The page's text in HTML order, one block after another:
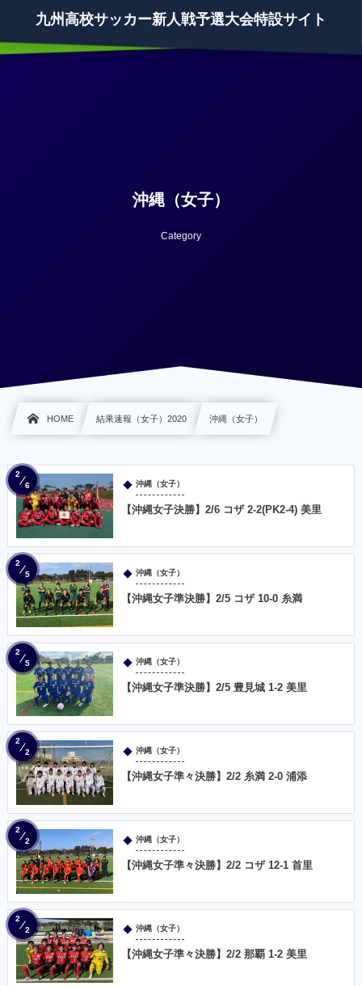
九州高校サッカー新人戦予選大会特設サイト
沖縄（女子）
Category
HOME 結果速報（女子）2020 沖縄（女子）
沖縄（女子）
【沖縄女子決勝】2/6 コザ 2-2(PK2-4) 美里
2
6
沖縄（女子）
【沖縄女子準決勝】2/5 コザ 10-0 糸満
2
5
沖縄（女子）
【沖縄女子準決勝】2/5 豊見城 1-2 美里
2
5
沖縄（女子）
【沖縄女子準々決勝】2/2 糸満 2-0 浦添
2
2
沖縄（女子）
【沖縄女子準々決勝】2/2 コザ 12-1 首里
2
2
沖縄（女子）
【沖縄女子準々決勝】2/2 那覇 1-2 美里
2
2